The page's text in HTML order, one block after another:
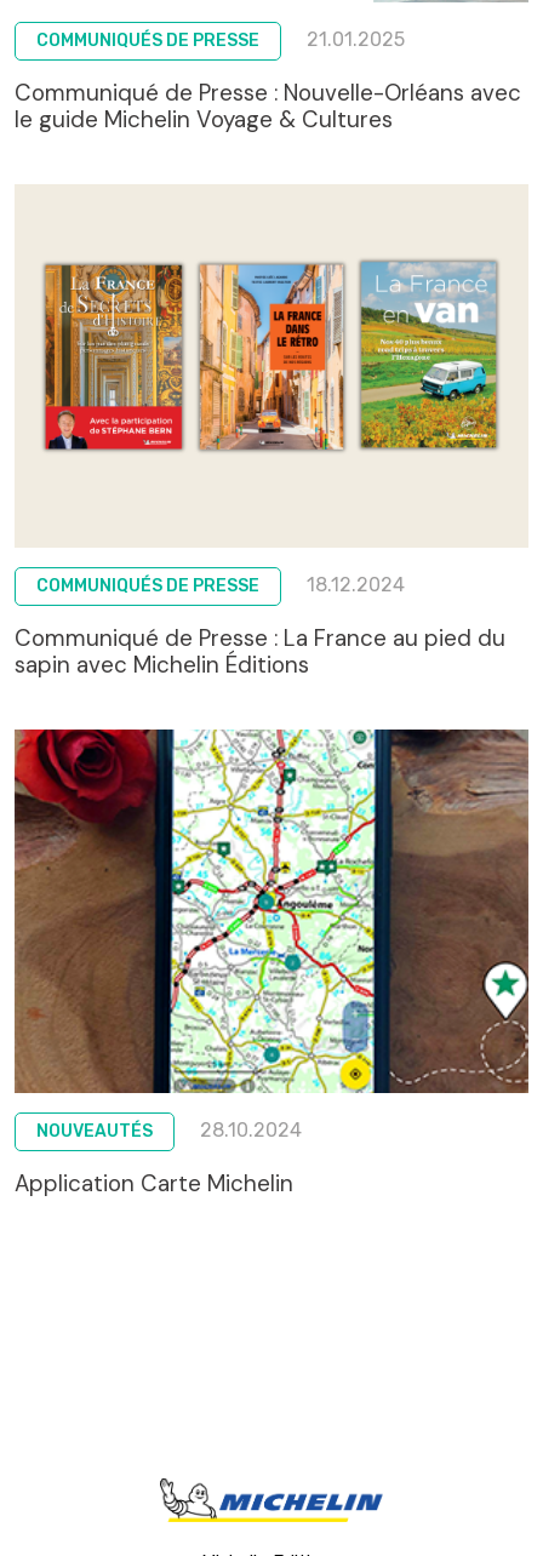
COMMUNIQUÉS DE PRESSE 21.01.2025
Communiqué de Presse : Nouvelle-Orléans avec
le guide Michelin Voyage & Cultures
COMMUNIQUÉS DE PRESSE 18.12.2024
Communiqué de Presse : La France au pied du
sapin avec Michelin Éditions
NOUVEAUTÉS 28.10.2024
Application Carte Michelin